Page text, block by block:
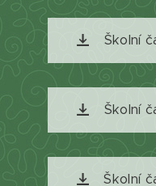
Školní
Školní
Školní